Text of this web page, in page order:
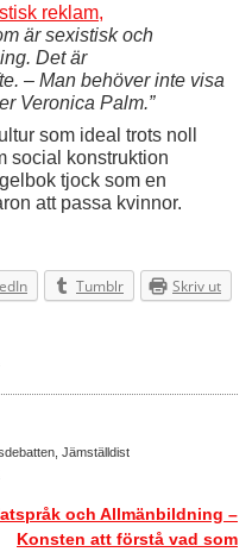
reklam,
är sexistisk och
Det är
– Man behöver inte visa
Veronica Palm.”
som ideal trots noll
social konstruktion
tjock som en
att passa kvinnor.
Tumblr Skriv ut
Jämställdist
och Allmänbildning –
Konsten att förstå vad som